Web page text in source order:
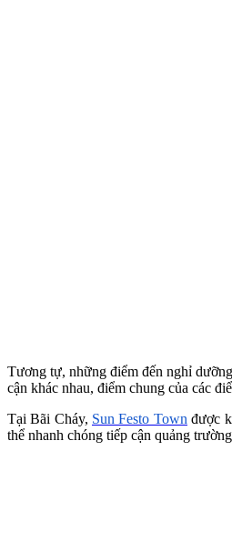
Tương tự, những điểm đến nghỉ
cận khác nhau, điểm chung của các
Tại Bãi Cháy, Sun Festo Townđược
thể nhanh chóng tiếp cận quảng